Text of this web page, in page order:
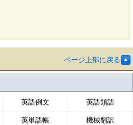
ページ上部に戻る
英語例文 英語類語
英単語帳 機械翻訳